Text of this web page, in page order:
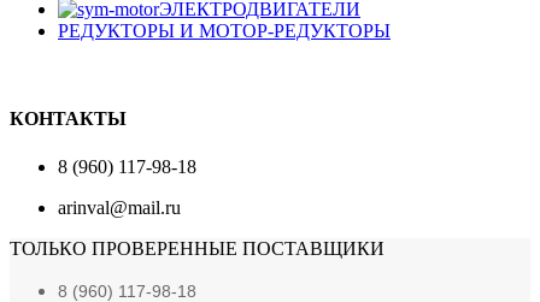
ЭЛЕКТРОДВИГАТЕЛИ
РЕДУКТОРЫ И МОТОР-РЕДУКТОРЫ
КОНТАКТЫ
8 (960) 117-98-18
arinval@mail.ru
ТОЛЬКО ПРОВЕРЕННЫЕ ПОСТАВЩИКИ
8 (960) 117-98-18